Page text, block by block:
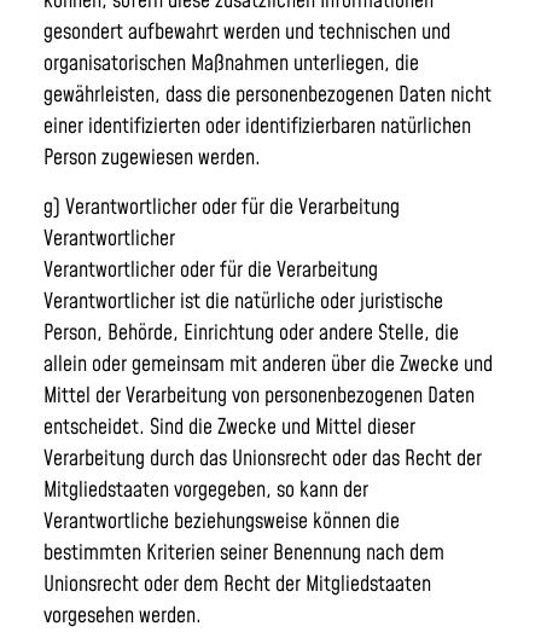
gesondert aufbewahrt werden und technischen und
organisatorischen Maßnahmen unterliegen, die
gewährleisten, dass die personenbezogenen Daten nicht
einer identifizierten oder identifizierbaren natürlichen
Person zugewiesen werden.
g) Verantwortlicher oder für die Verarbeitung
Verantwortlicher
Verantwortlicher oder für die Verarbeitung
Verantwortlicher ist die natürliche oder juristische
Person, Behörde, Einrichtung oder andere Stelle, die
allein oder gemeinsam mit anderen über die Zwecke und
Mittel der Verarbeitung von personenbezogenen Daten
entscheidet. Sind die Zwecke und Mittel dieser
Verarbeitung durch das Unionsrecht oder das Recht der
Mitgliedstaaten vorgegeben, so kann der
Verantwortliche beziehungsweise können die
bestimmten Kriterien seiner Benennung nach dem
Unionsrecht oder dem Recht der Mitgliedstaaten
vorgesehen werden.